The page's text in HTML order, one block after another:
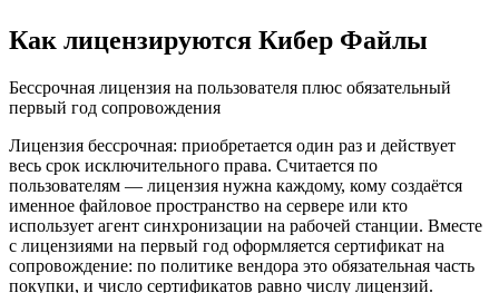
Как лицензируются Кибер Файлы
Бессрочная лицензия на пользователя плюс обязательный
первый год сопровождения
Лицензия бессрочная: приобретается один раз и действует
весь срок исключительного права. Считается по
пользователям — лицензия нужна каждому, кому создаётся
именное файловое пространство на сервере или кто
использует агент синхронизации на рабочей станции. Вместе
с лицензиями на первый год оформляется сертификат на
сопровождение: по политике вендора это обязательная часть
покупки, и число сертификатов равно числу лицензий.